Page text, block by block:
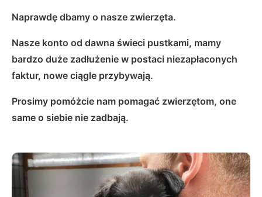
Naprawdę dbamy o nasze zwierzęta.
Nasze konto od dawna świeci pustkami, mamy
bardzo duże zadłużenie w postaci niezapłaconych
faktur, nowe ciągle przybywają.
Prosimy pomóżcie nam pomagać zwierzętom, one
same o siebie nie zadbają.